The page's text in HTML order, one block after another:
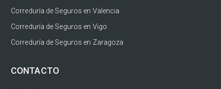
Correduría de Seguros en Valencia
Correduría de Seguros en Vigo
Correduría de Seguros en Zaragoza
CONTACTO